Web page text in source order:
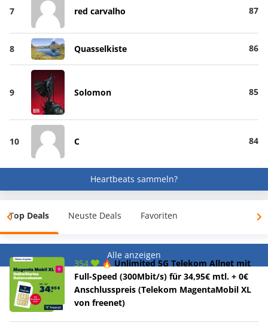
7 red carvalho 87
8 Quasselkiste 86
9 Solomon 85
10 C 84
Heartbeats sammeln?
Top Deals Neuste Deals Favoriten
Alle anzeigen
354
🔥 Unlimited 5G Telekom Allnet mit
Full-Speed (300Mbit/s) für 34,95€ mtl. + 0€
Anschlusspreis (Telekom MagentaMobil XL
von freenet)